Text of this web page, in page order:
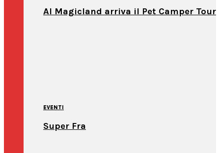
Al Magicland arriva il Pet Camper Tour
EVENTI
Super Fra